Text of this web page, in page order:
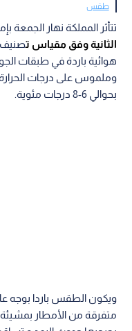
طقس
تتأثر المملكة نهار
الثانية وفق مقياس تصنيف
هوائية باردة في طبقات
وملموس على درجات
بحوالي 6-8 درجات مئوية.
ويكون الطقس باردا بوجه
متفرقة من الأمطار